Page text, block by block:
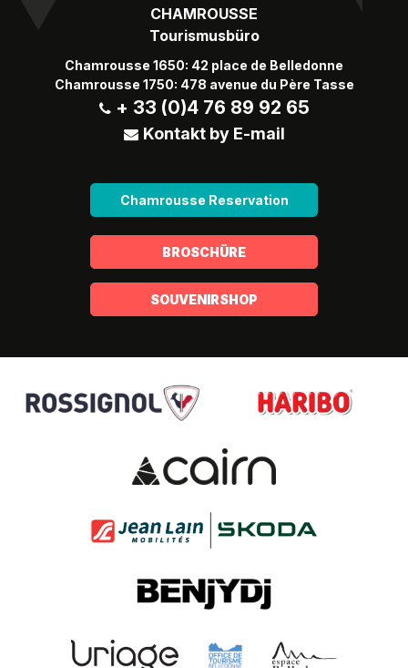
CHAMROUSSE
Tourismusbüro
Chamrousse 1650: 42 place de Belledonne
Chamrousse 1750: 478 avenue du Père Tasse
+ 33 (0)4 76 89 92 65
Kontakt by E-mail
Chamrousse Reservation
BROSCHÜRE
SOUVENIRSHOP